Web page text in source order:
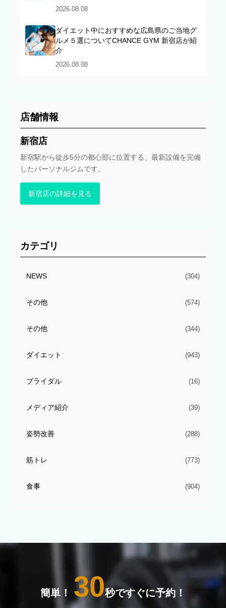
2026.08.08
ダイエット中におすすめな広島県のご当地グ
ルメ５選についてCHANCE GYM 新宿店が紹
介
2026.08.08
店舗情報
新宿店
新宿駅から徒歩5分の都心部に位置する、最新設備を完備
したパーソナルジムです。
新宿店の詳細を見る
カテゴリ
NEWS (304)
その他 (574)
その他 (344)
ダイエット (943)
ブライダル (16)
メディア紹介 (39)
姿勢改善 (288)
筋トレ (773)
食事 (904)
簡単！ 30秒ですぐに予約！